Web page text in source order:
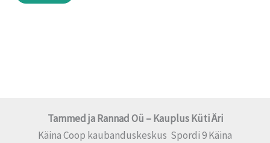
Tammed ja Rannad Oü – Kauplus Küti Äri
Käina Coop kaubanduskeskus Spordi 9 Käina